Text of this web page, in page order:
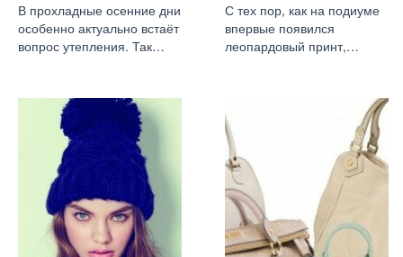
В прохладные осенние дни
особенно актуально встаёт
вопрос утепления. Так…
С тех пор, как на подиуме
впервые появился
леопардовый принт,…